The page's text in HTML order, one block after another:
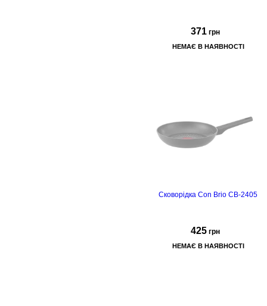
371 грн
НЕМАЄ В НАЯВНОСТІ
Сковорідка Con Brio CB-2405
425 грн
НЕМАЄ В НАЯВНОСТІ